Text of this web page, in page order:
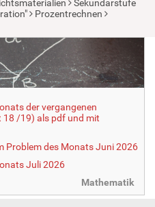
Sekundarstufe
Prozentrechnen
der vergangenen
18 /19) als pdf und mit
Problem des Monats Juni 2026
Juli 2026
Mathematik